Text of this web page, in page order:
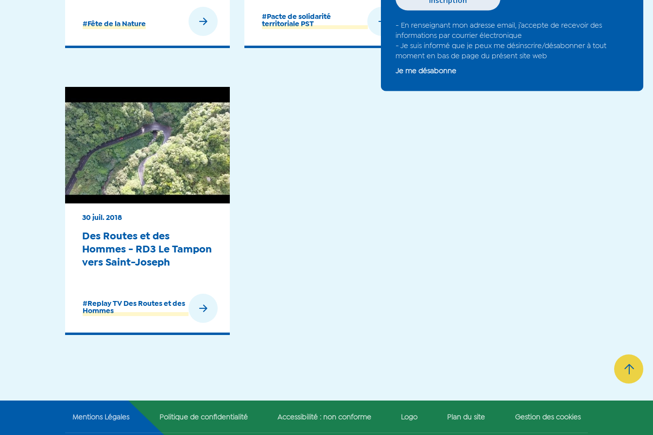
#Fête de la NatureEn savoir plus
#Pacte de solidarité
territoriale PST
#Replay TV L'Art est Union
En savoir plus
#Replay TV Des Routes et des
Hommes
30 juil. 2018
Des Routes et des
Hommes - RD3 Le Tampon
vers Saint-Joseph
- En renseignant mon adresse email, j’accepte de recevoir des
informations par courrier électronique
- Je suis informé que je peux me désinscrire/désabonner à tout
moment en bas de page du présent site web
Je me désabonne
Mentions Légales Politique de confidentialité Accessibilité : non conforme Logo Plan du site Gestion des cookies